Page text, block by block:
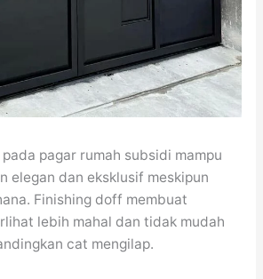
pagar rumah subsidi mampu
elegan dan eksklusif meskipun
Finishing doff membuat
lebih mahal dan tidak mudah
cat mengilap.